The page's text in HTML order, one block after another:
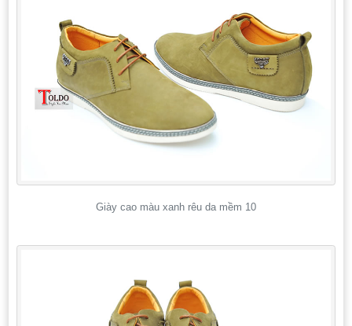
Giày cao màu xanh rêu da mềm 10